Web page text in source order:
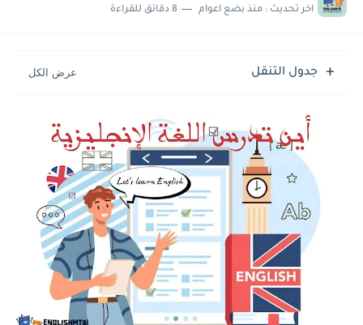
اخر تحديث : منذ بضع اعوام 8 دقائق للقراءة
جدول التنقل